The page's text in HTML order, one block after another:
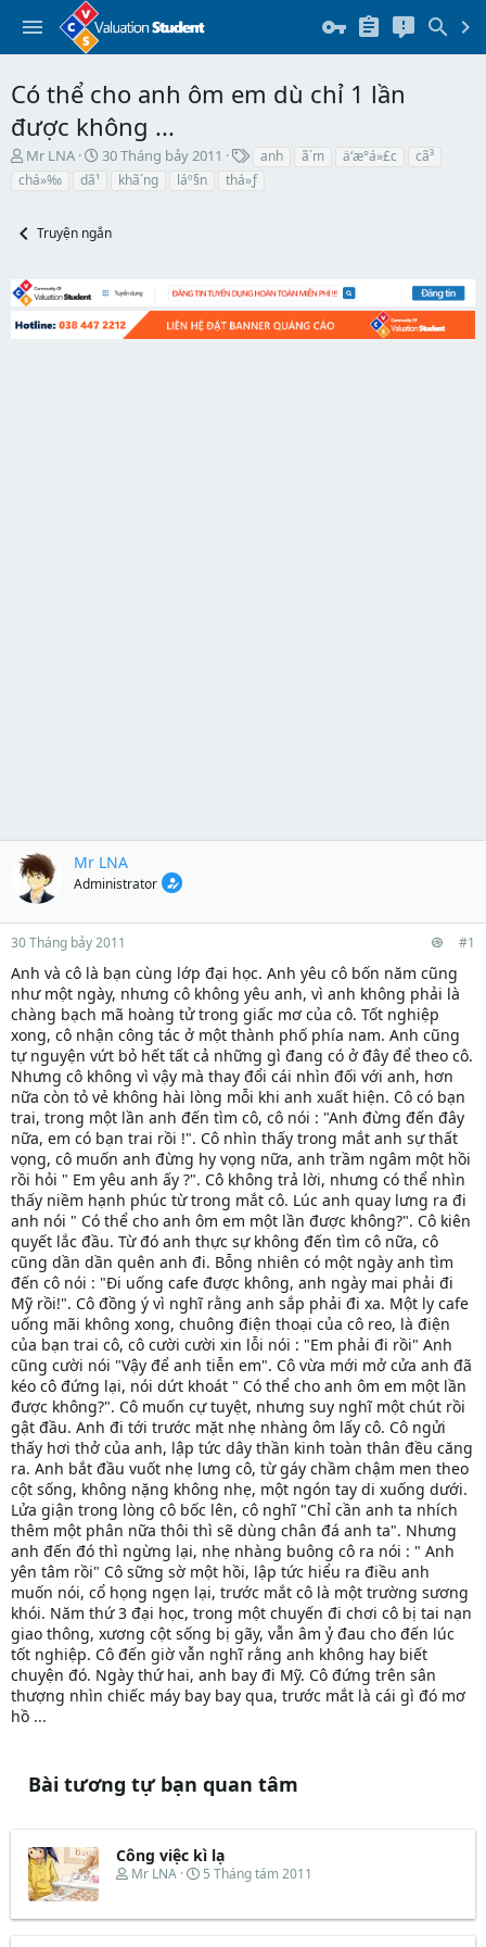
Có thể cho anh ôm em dù chỉ 1 lần
được không ...
T
h
a
t
a
r
Mr LNA
N
b
đ
u
30 Tháng bảy 2011
h
ẻ
anh ã´m ä‘æ°á»£c
cã³
chá»‰
dã¹ khã´ng láº§n thá»ƒ
Truyện ngắn
Mr LNA
Administrator
30 Tháng bảy 2011 #1
Anh và cô là bạn cùng lớp đại học. Anh yêu cô bốn năm cũng
như một ngày, nhưng cô không yêu anh, vì anh không phải là
chàng bạch mã hoàng tử trong giấc mơ của cô. Tốt nghiệp
xong, cô nhận công tác ở một thành phố phía nam. Anh cũng
tự nguyện vứt bỏ hết tất cả những gì đang có ở đây để theo cô.
Nhưng cô không vì vậy mà thay đổi cái nhìn đối với anh, hơn
nữa còn tỏ vẻ không hài lòng mỗi khi anh xuất hiện. Cô có bạn
trai, trong một lần anh đến tìm cô, cô nói : "Anh đừng đến đây
nữa, em có bạn trai rồi !". Cô nhìn thấy trong mắt anh sự thất
vọng, cô muốn anh đừng hy vọng nữa, anh trầm ngâm một hồi
rồi hỏi " Em yêu anh ấy ?". Cô không trả lời, nhưng có thể nhìn
thấy niềm hạnh phúc từ trong mắt cô. Lúc anh quay lưng ra đi
anh nói " Có thể cho anh ôm em một lần được không?". Cô kiên
quyết lắc đầu. Từ đó anh thực sự không đến tìm cô nữa, cô
cũng dần dần quên anh đi. Bỗng nhiên có một ngày anh tìm
đến cô nói : "Đi uống cafe được không, anh ngày mai phải đi
Mỹ rồi!". Cô đồng ý vì nghĩ rằng anh sắp phải đi xa. Một ly cafe
uống mãi không xong, chuông điện thoại của cô reo, là điện
của bạn trai cô, cô cười cười xin lỗi nói : "Em phải đi rồi" Anh
cũng cười nói "Vậy để anh tiễn em". Cô vừa mới mở cửa anh đã
kéo cô đứng lại, nói dứt khoát " Có thể cho anh ôm em một lần
được không?". Cô muốn cự tuyệt, nhưng suy nghĩ một chút rồi
gật đầu. Anh đi tới trước mặt nhẹ nhàng ôm lấy cô. Cô ngửi
thấy hơi thở của anh, lập tức dây thần kinh toàn thân đều căng
ra. Anh bắt đầu vuốt nhẹ lưng cô, từ gáy chầm chậm men theo
cột sống, không nặng không nhẹ, một ngón tay di xuống dưới.
Lửa giận trong lòng cô bốc lên, cô nghĩ "Chỉ cần anh ta nhích
thêm một phân nữa thôi thì sẽ dùng chân đá anh ta". Nhưng
anh đến đó thì ngừng lại, nhẹ nhàng buông cô ra nói : " Anh
yên tâm rồi" Cô sững sờ một hồi, lập tức hiểu ra điều anh
muốn nói, cổ họng ngẹn lại, trước mắt cô là một trường sương
khói. Năm thứ 3 đại học, trong một chuyến đi chơi cô bị tai nạn
giao thông, xương cột sống bị gãy, vẫn âm ỷ đau cho đến lúc
tốt nghiệp. Cô đến giờ vẫn nghĩ rằng anh không hay biết
chuyện đó. Ngày thứ hai, anh bay đi Mỹ. Cô đứng trên sân
thượng nhìn chiếc máy bay bay qua, trước mắt là cái gì đó mơ
hồ ...
Bài tương tự bạn quan tâm
Công việc kì lạ
T
e
Mr LNA
N
y
5 Tháng tám 2011